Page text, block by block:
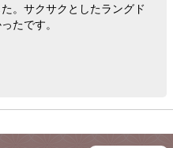
。サクサクとしたラングド
たです。